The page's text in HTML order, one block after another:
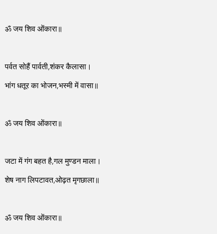
ॐ जय शिव ओंकारा॥
पर्वत सोहैं पार्वती,शंकर कैलासा।
भांग धतूर का भोजन,भस्मी में वासा॥
ॐ जय शिव ओंकारा॥
जटा में गंग बहत है,गल मुण्डन माला।
शेष नाग लिपटावत,ओढ़त मृगछाला॥
ॐ जय शिव ओंकारा॥